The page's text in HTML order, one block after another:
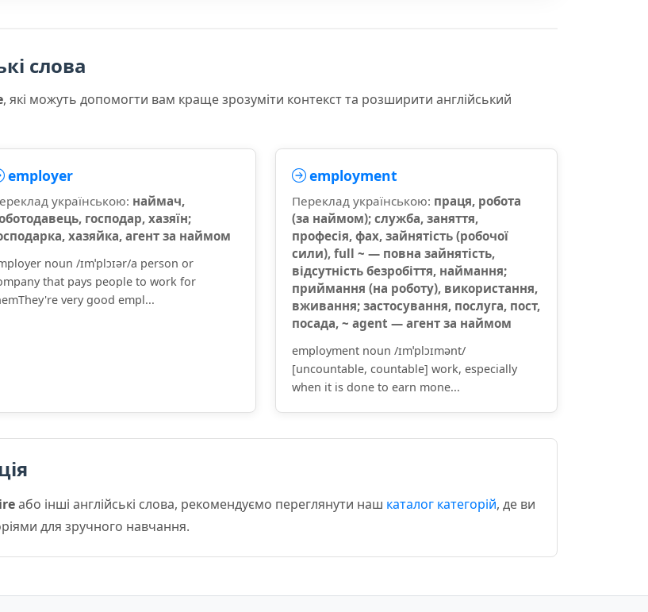
слова
, які можуть допомогти вам краще зрозуміти контекст та розширити англійський
employer
українською: наймач,
господар, хазяїн;
хазяйка, агент за наймом
noun /ɪmˈplɔɪər/a person or
that pays people to work for
very good empl...
employment
Переклад українською: праця, робота
(за наймом); служба, заняття,
професія, фах, зайнятість (робочої
сили), full ~ — повна зайнятість,
відсутність безробіття, наймання;
приймання (на роботу), використання,
вживання; застосування, послуга, пост,
посада, ~ agent — агент за наймом
employment noun /ɪmˈplɔɪmənt/
[uncountable, countable] work, especially
when it is done to earn mone...
або інші англійські слова, рекомендуємо переглянути наш каталог категорій, де ви
для зручного навчання.